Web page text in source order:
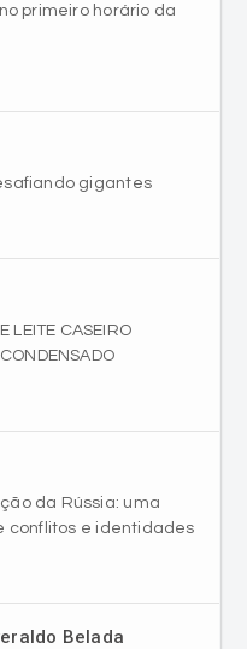
primeiro horário da
gigantes
LEITE CASEIRO
da Rússia: uma
conflitos e identidades
Belada